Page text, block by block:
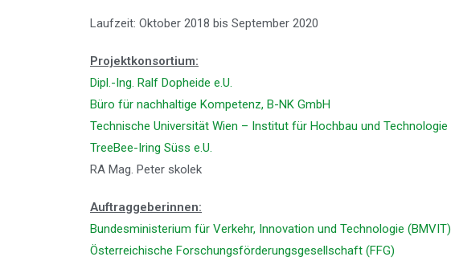
Laufzeit: Oktober 2018 bis September 2020
Projektkonsortium:
Dipl.-Ing. Ralf Dopheide e.U.
Büro für nachhaltige Kompetenz, B-NK GmbH
Technische Universität Wien – Institut für Hochbau und Technologie
TreeBee-Iring Süss e.U.
RA Mag. Peter skolek
Auftraggeberinnen:
Bundesministerium für Verkehr, Innovation und Technologie (BMVIT)
Österreichische Forschungsförderungsgesellschaft (FFG)